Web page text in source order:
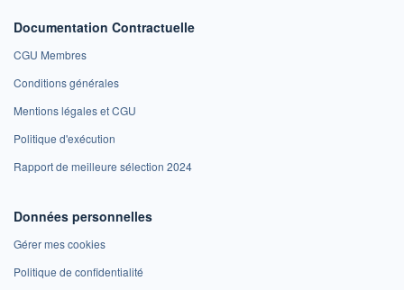
Documentation Contractuelle
CGU Membres
Conditions générales
Mentions légales et CGU
Politique d'exécution
Rapport de meilleure sélection 2024
Données personnelles
Gérer mes cookies
Politique de confidentialité